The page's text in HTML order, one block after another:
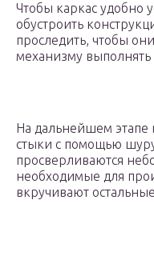
Чтобы каркас удобно
обустроить
проследить, чтобы
механизму выполнять
На дальнейшем этапе
стыки с помощью
просверливаются
необходимые для
вкручивают